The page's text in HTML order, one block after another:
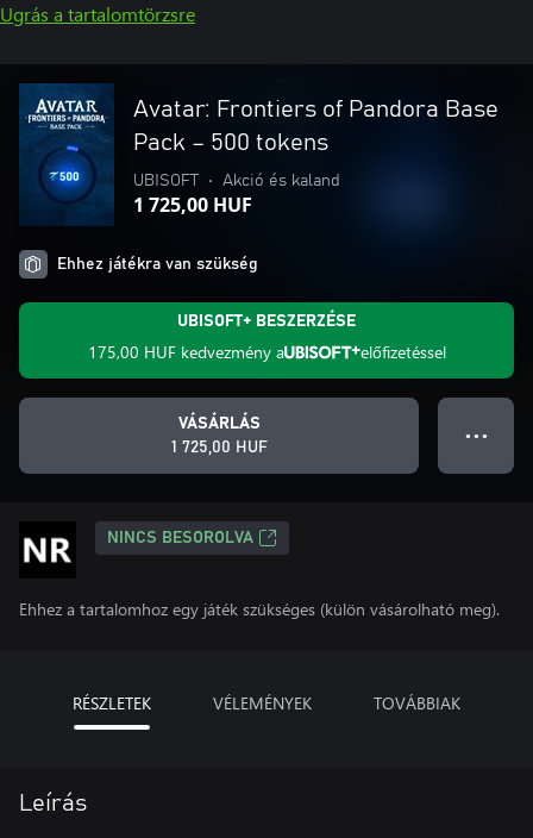
Ugrás a tartalomtörzsre
Avatar: Frontiers of Pandora Base
Pack – 500 tokens
UBISOFT • Akció és kaland
1 725,00 HUF
Ehhez játékra van szükség
UBISOFT+ BESZERZÉSE
175,00 HUFkedvezmény a előfizetéssel
VÁSÁRLÁS
1 725,00 HUF
● ● ●
NINCS BESOROLVA
Ehhez a tartalomhoz egy játék szükséges (külön vásárolható meg).
RÉSZLETEK VÉLEMÉNYEK TOVÁBBIAK
Leírás